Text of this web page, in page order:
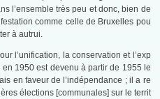
l’ensemble très peu et donc, bien de
comme celle de Bruxelles pou
à autrui.
l’unification, la conservation et l’exp
1950 est devenu à partir de 1955 le
en faveur de l’indépendance ; il a re
élections [communales] sur le territ